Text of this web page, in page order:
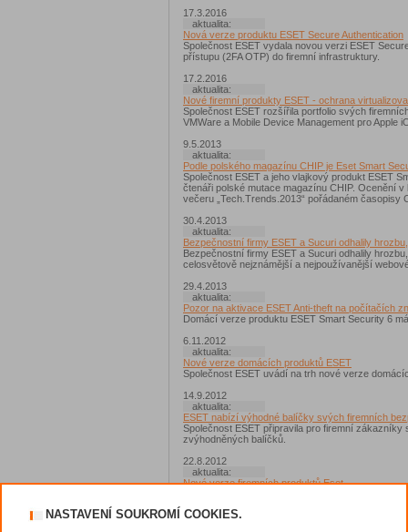
17.3.2016
aktualita:
Nová verze produktu ESET Secure Authentication
Společnost ESET vydala novou verzi ESET
přístupu (2FA OTP) do firemní infrastruktury.
17.2.2016
aktualita:
Nové firemní produkty ESET - ochrana
Společnost ESET rozšířila portfolio svých
VMWare a Mobile Device Management pro Apple
9.5.2013
aktualita:
Podle polského magazínu CHIP je Eset Smart
Společnost ESET a jeho vlajkový produkt ESET
čtenáři polské mutace magazínu CHIP. Ocenění
večeru „Tech.Trends.2013“ pořádaném časopisy
30.4.2013
aktualita:
Bezpečnostní firmy ESET a Sucuri odhalily
Bezpečnostní firmy ESET a Sucuri odhalily
celosvětově nejznámější a nejpoužívanější
29.4.2013
aktualita:
Pozor na aktivace ESET Anti-theft na počítačích
Domácí verze produktu ESET Smart Security 6
6.11.2012
aktualita:
Nové verze domácích produktů ESET
Společnost ESET uvádí na trh nové verze
14.9.2012
aktualita:
ESET nabízí výhodné balíčky svých firemních
Společnost ESET připravila pro firemní
zvýhodněných balíčků.
22.8.2012
aktualita:
Nové verze firemních produktů Eset...
NASTAVENÍ SOUKROMÍ COOKIES.